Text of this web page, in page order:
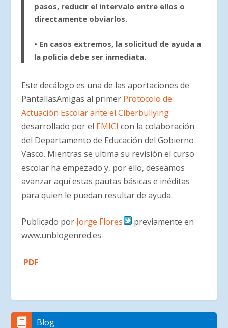
pasos, reducir el intervalo entre ellos o
directamente obviarlos.
• En casos extremos, la solicitud de ayuda a
la policía debe ser inmediata.
Este decálogo es una de las aportaciones de
PantallasAmigas al primer Protocolo de
Actuación Escolar ante el Ciberbullying
desarrollado por el EMICI con la colaboración
del Departamento de Educación del Gobierno
Vasco. Mientras se ultima su revisión el curso
escolar ha empezado y, por ello, deseamos
avanzar aquí estas pautas básicas e inéditas
para quien le puedan resultar de ayuda.
Publicado por Jorge Flores
previamente en
www.unblogenred.es
PDF
Blog